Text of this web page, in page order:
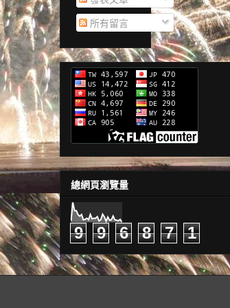
所有留言
總網頁瀏覽量
9 9 6 8 7 1